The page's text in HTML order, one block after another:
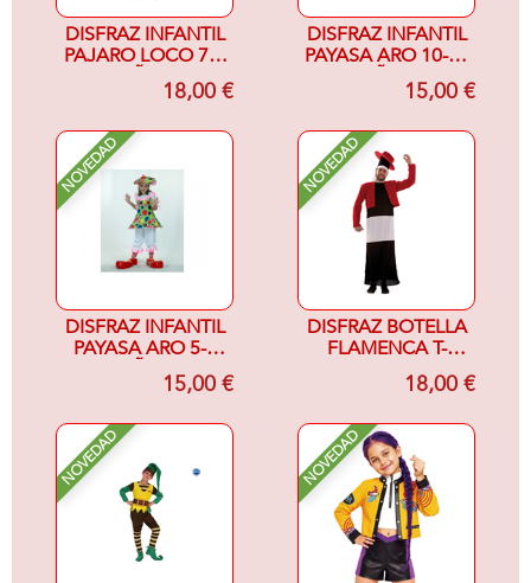
DISFRAZ INFANTIL
PAJARO LOCO 7-9
AÑOS18,00 €
DISFRAZ INFANTIL
PAYASA ARO 10-12
AÑOS15,00 €
NOVEDAD
DISFRAZ INFANTIL
PAYASA ARO 5-6
AÑOS15,00 €
NOVEDAD
DISFRAZ BOTELLA
FLAMENCA T-
UNICA18,00 €
NOVEDAD NOVEDAD